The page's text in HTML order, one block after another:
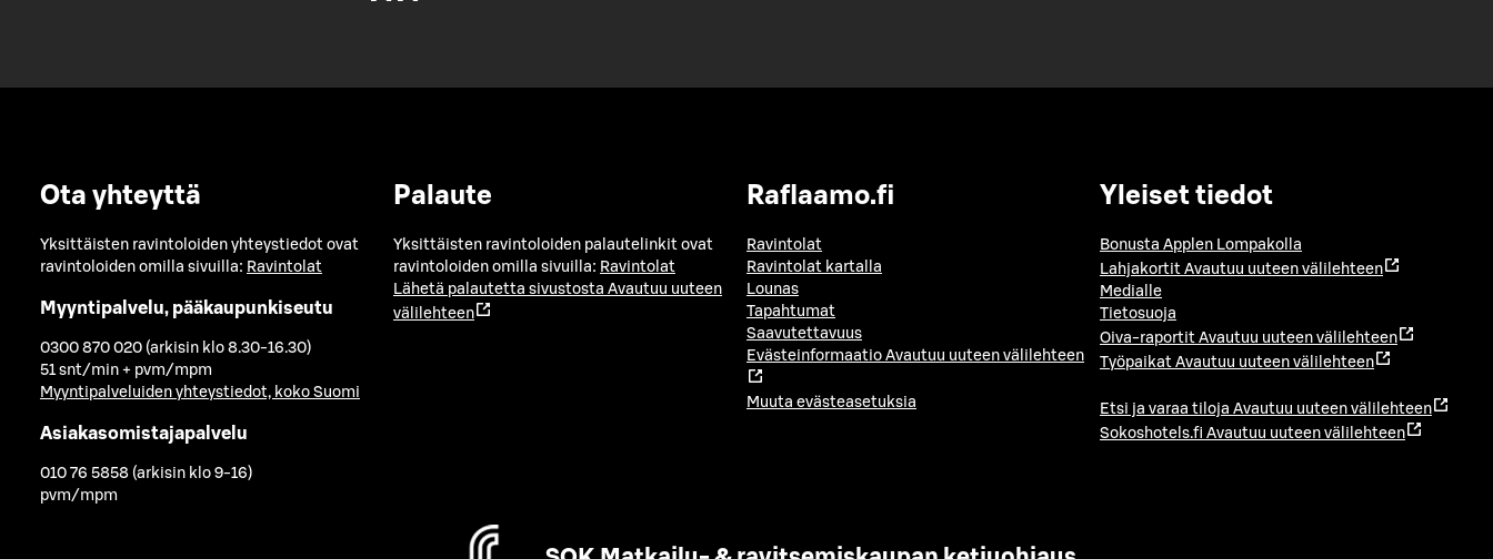
Ota yhteyttä
Yksittäisten ravintoloiden yhteystiedot ovat
ravintoloiden omilla sivuilla: Ravintolat
Myyntipalvelu, pääkaupunkiseutu
0300 870 020 (arkisin klo 8.30-16.30)
51 snt/min + pvm/mpm
Myyntipalveluiden yhteystiedot, koko Suomi
Asiakasomistajapalvelu
010 76 5858 (arkisin klo 9-16)
pvm/mpm
Palaute
Yksittäisten ravintoloiden palautelinkit ovat
ravintoloiden omilla sivuilla: Ravintolat
Lähetä palautetta sivustosta Avautuu uuteen
välilehteen
Raflaamo.fi
Ravintolat
Ravintolat kartalla
Lounas
Tapahtumat
Saavutettavuus
Evästeinformaatio Avautuu uuteen välilehteen
Muuta evästeasetuksia
Yleiset tiedot
Bonusta Applen Lompakolla
Lahjakortit Avautuu uuteen välilehteen
Medialle
Tietosuoja
Oiva-raportit Avautuu uuteen välilehteen
Työpaikat Avautuu uuteen välilehteen
Etsi ja varaa tiloja Avautuu uuteen välilehteen
Sokoshotels.fi Avautuu uuteen välilehteen